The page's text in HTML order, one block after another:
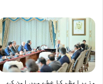
وزیراعظم کا خطے میں امن کے